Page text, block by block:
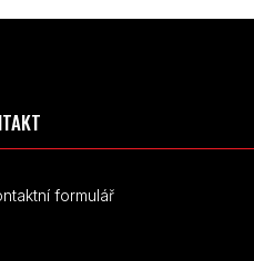
formulář